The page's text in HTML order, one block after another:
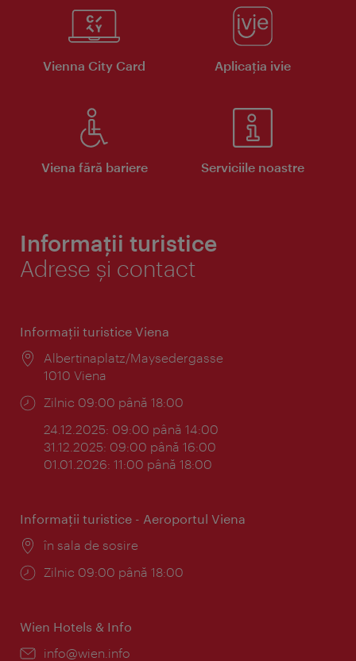
Vienna City Card Aplicaţia ivie
Viena fără bariere Serviciile noastre
Informații turistice
Adrese și contact
Informaţii turistice Viena
Locul:
Albertinaplatz/Maysedergasse
1010 Viena
Program:
Zilnic 09:00 până 18:00
24.12.2025: 09:00 până 14:00
31.12.2025: 09:00 până 16:00
01.01.2026: 11:00 până 18:00
Informaţii turistice - Aeroportul Viena
Locul:
în sala de sosire
Program:
Zilnic 09:00 până 18:00
Wien Hotels & Info
E-
info@wien.info